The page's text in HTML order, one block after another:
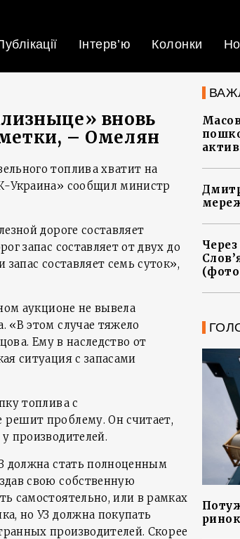
Інтерв’ю Колонки
вновь
– Омелян
топлива хватит на
Украина» сообщил министр
дороге составляет
запас составляет от двух до
составляет семь суток»,
аукционе не вывела
«В этом случае тяжело
Ему в наследство от
ситуация с запасами
топлива с
проблему. Он считает,
производителей.
должна стать полноценным
свою собственную
самостоятельно, или в рамках
но УЗ должна покупать
производителей. Скорее
Через